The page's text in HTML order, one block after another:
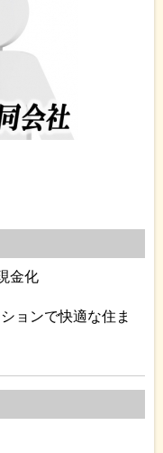
金化
ョンで快適な住ま